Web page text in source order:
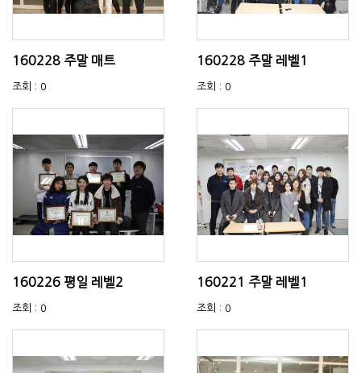
160228 주말 매트
조회 : 0
160228 주말 레벨1
조회 : 0
160226 평일 레벨2
조회 : 0
160221 주말 레벨1
조회 : 0